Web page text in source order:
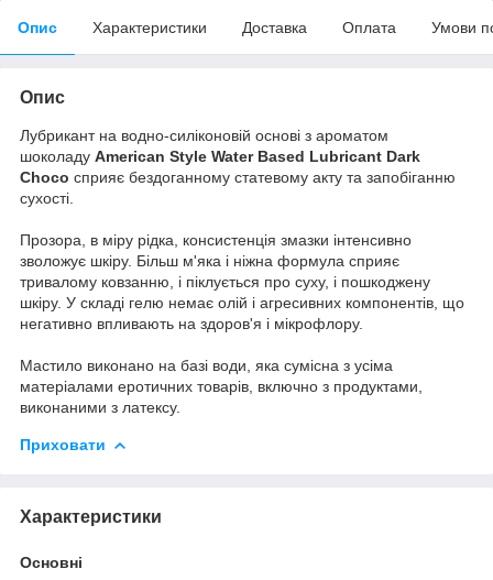
Опис Характеристики Доставка Оплата Умови
Опис
Лубрикант на водно-силіконовій основі з ароматом
шоколаду American Style Water Based Lubricant Dark
Choco сприяє бездоганному статевому акту та запобіганню
сухості.
Прозора, в міру рідка, консистенція змазки інтенсивно
зволожує шкіру. Більш м'яка і ніжна формула сприяє
тривалому ковзанню, і піклується про суху, і пошкоджену
шкіру. У складі гелю немає олій і агресивних компонентів, що
негативно впливають на здоров'я і мікрофлору.
Мастило виконано на базі води, яка сумісна з усіма
матеріалами еротичних товарів, включно з продуктами,
виконаними з латексу.
Приховати
Характеристики
Основні